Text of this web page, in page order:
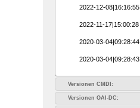
2022-12-08|16:16:55
2022-11-17|15:00:28
2020-03-04|09:28:44
2020-03-04|09:28:43
Versionen CMDI:
Versionen OAI-DC: